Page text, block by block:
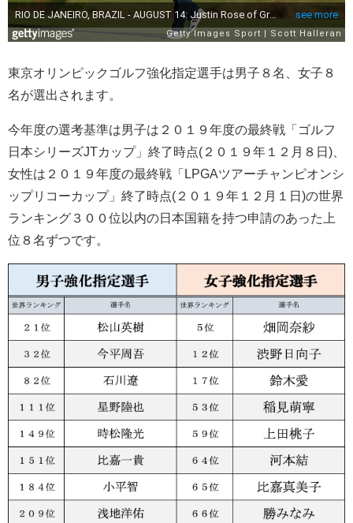
東京オリンピックゴルフ強化指定選手は男子８名、女子８
名が選出されます。
今年度の選考基準は男子は２０１９年度の最終戦「ゴルフ
日本シリーズJTカップ」終了時点(２０１９年１２月８日)、
女性は２０１９年度の最終戦「LPGAツアーチャンピオンシ
ップリコーカップ」終了時点(２０１９年１２月１日)の世界
ランキング３００位以内の日本国籍を持つ申請のあった上
位８名ずつです。